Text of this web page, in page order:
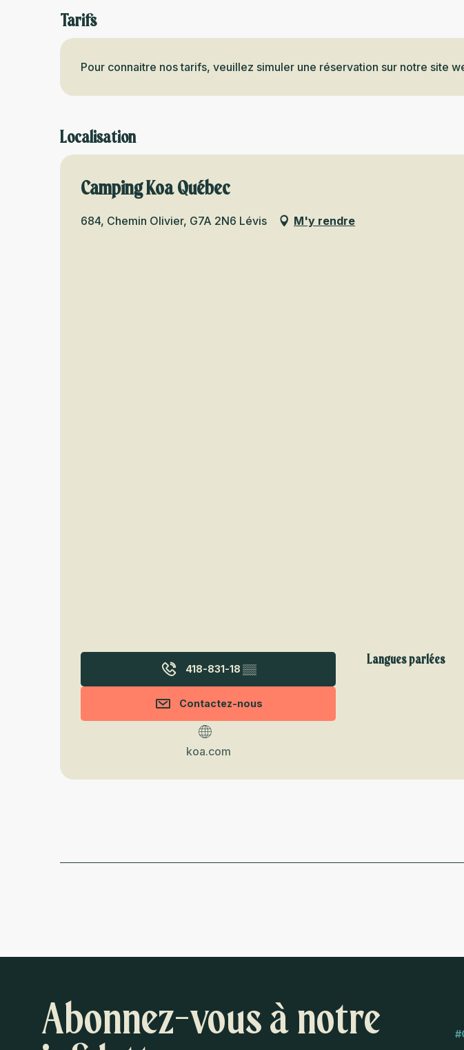
Tarifs
Pour connaitre nos tarifs, veuillez simuler une réservation sur notre site
Localisation
Camping Koa Québec
684, Chemin Olivier, G7A 2N6 Lévis M'y rendre
418-831-18 ▒▒
Contactez-nous
koa.com
Langues parlées
Langues parlées
Abonnez-vous à notre